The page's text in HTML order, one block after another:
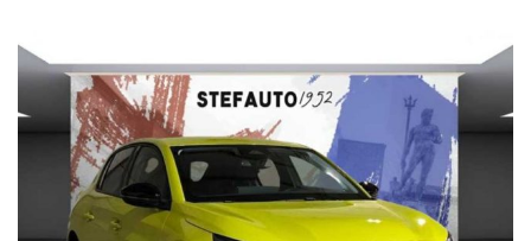
Soluzione senza servizi prezzo di vendita € 19.900
Prezzo escluso di passaggio di proprietà e bollo.
PREZZO ESCLUSO DI PASSAGGIO DI PROPRIETA’ E
BOLLO